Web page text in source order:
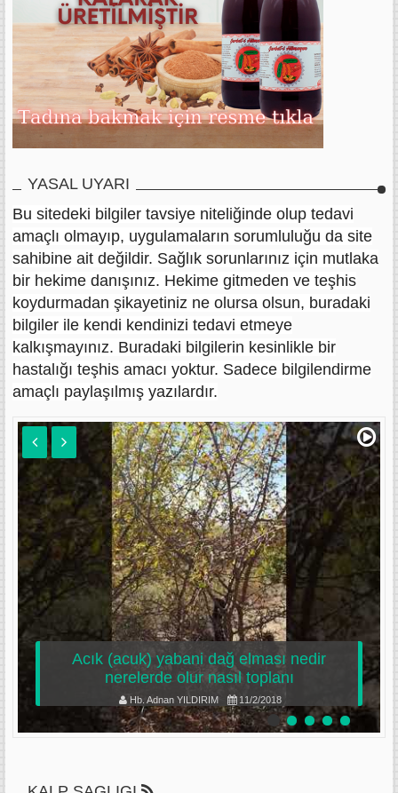
YASAL UYARI
Bu sitedeki bilgiler tavsiye niteliğinde olup tedavi
amaçlı olmayıp, uygulamaların sorumluluğu da site
sahibine ait değildir. Sağlık sorunlarınız için mutlaka
bir hekime danışınız. Hekime gitmeden ve teşhis
koydurmadan şikayetiniz ne olursa olsun, buradaki
bilgiler ile kendi kendinizi tedavi etmeye
kalkışmayınız. Buradaki bilgilerin kesinlikle bir
hastalığı teşhis amacı yoktur. Sadece bilgilendirme
amaçlı paylaşılmış yazılardır.
Acık (acuk) yabani dağ elması nedir
nerelerde olur nasıl toplanı
Hb. Adnan YILDIRIM 11/2/2018